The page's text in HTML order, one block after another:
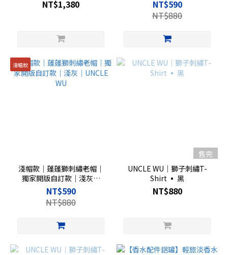
NT$1,380
NT$590
NT$880
淺帽款
淺帽款｜蓬蓬獅刺繡老帽｜
獨家開版自訂款｜淺灰｜
UNCLE WU
NT$590
NT$880
售完
UNCLE WU｜獅子刺繡T-
Shirt ▪︎ 黑
NT$880